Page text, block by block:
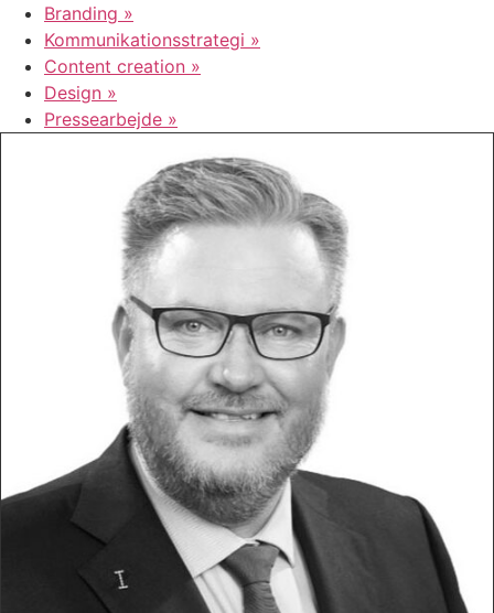
Branding »
Kommunikationsstrategi »
Content creation »
Design »
Pressearbejde »